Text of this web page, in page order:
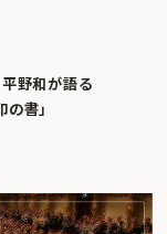
野和が語る
書」